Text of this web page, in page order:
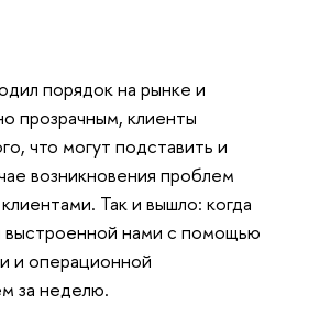
порядок на рынке и
прозрачным, клиенты
что могут подставить и
возникновения проблем
Так и вышло: когда
выстроенной нами с помощью
и операционной
за неделю.